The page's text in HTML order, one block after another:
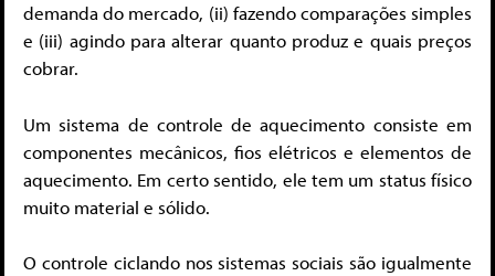
demanda do mercado, (ii) fazendo comparações simples
e (iii) agindo para alterar quanto produz e quais preços
cobrar.
Um sistema de controle de aquecimento consiste em
componentes mecânicos, fios elétricos e elementos de
aquecimento. Em certo sentido, ele tem um status físico
muito material e sólido.
O controle ciclando nos sistemas sociais são igualmente